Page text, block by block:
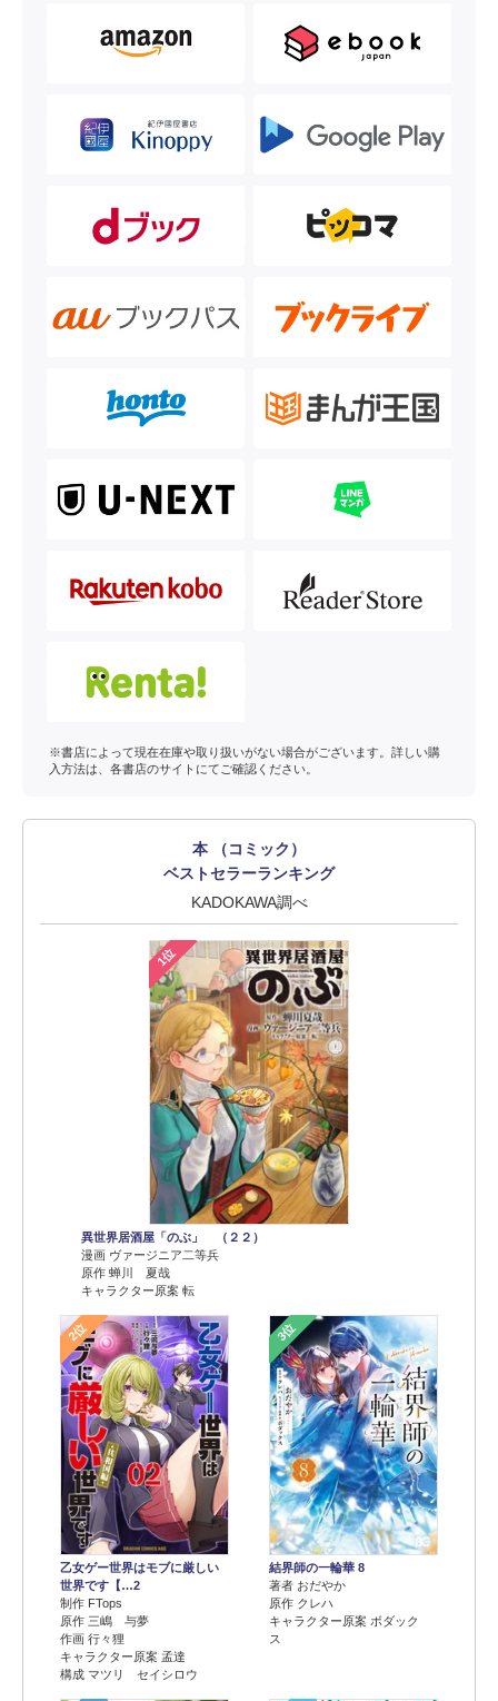
※書店によって現在在庫や取り扱いがない場合がございます。詳しい購
入方法は、各書店のサイトにてご確認ください。
本 （コミック）
ベストセラーランキング
KADOKAWA調べ
1位
異世界居酒屋「のぶ」 （２２）
漫画 ヴァージニア二等兵
原作 蝉川 夏哉
キャラクター原案 転
2位
乙女ゲー世界はモブに厳しい
世界です【…2
制作 FTops
原作 三嶋 与夢
作画 行々狸
キャラクター原案 孟達
構成 マツリ セイシロウ
3位
結界師の一輪華 8
著者 おだやか
原作 クレハ
キャラクター原案 ボダック
ス